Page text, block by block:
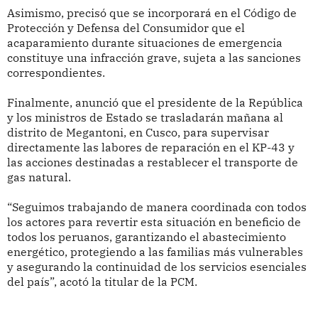
Asimismo, precisó que se incorporará en el Código de
Protección y Defensa del Consumidor que el
acaparamiento durante situaciones de emergencia
constituye una infracción grave, sujeta a las sanciones
correspondientes.
Finalmente, anunció que el presidente de la República
y los ministros de Estado se trasladarán mañana al
distrito de Megantoni, en Cusco, para supervisar
directamente las labores de reparación en el KP-43 y
las acciones destinadas a restablecer el transporte de
gas natural.
“Seguimos trabajando de manera coordinada con todos
los actores para revertir esta situación en beneficio de
todos los peruanos, garantizando el abastecimiento
energético, protegiendo a las familias más vulnerables
y asegurando la continuidad de los servicios esenciales
del país”, acotó la titular de la PCM.